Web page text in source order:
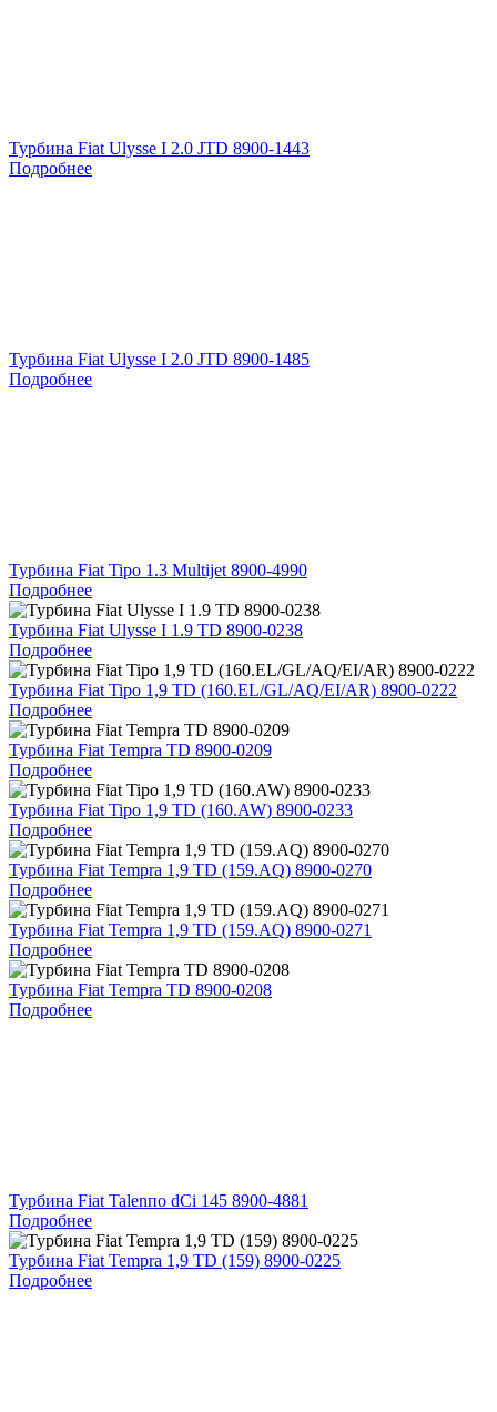
Турбина Fiat Ulysse I 2.0 JTD 8900-1443
Подробнее
Турбина Fiat Ulysse I 2.0 JTD 8900-1485
Подробнее
Турбина Fiat Tipo 1.3 Multijet 8900-4990
Подробнее
Турбина Fiat Ulysse I 1.9 TD 8900-0238
Подробнее
Турбина Fiat Tipo 1,9 TD (160.EL/GL/AQ/EI/AR) 8900-0222
Подробнее
Турбина Fiat Tempra TD 8900-0209
Подробнее
Турбина Fiat Tipo 1,9 TD (160.AW) 8900-0233
Подробнее
Турбина Fiat Tempra 1,9 TD (159.AQ) 8900-0270
Подробнее
Турбина Fiat Tempra 1,9 TD (159.AQ) 8900-0271
Подробнее
Турбина Fiat Tempra TD 8900-0208
Подробнее
Турбина Fiat Talenпо dCi 145 8900-4881
Подробнее
Турбина Fiat Tempra 1,9 TD (159) 8900-0225
Подробнее